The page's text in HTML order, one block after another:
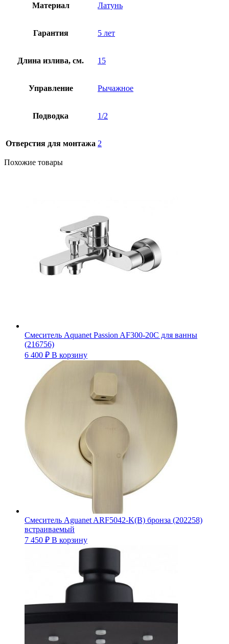
Материал Латунь
Гарантия 5 лет
Длина излива, см. 15
Управление Рычажное
Подводка 1/2
Отверстия для монтажа 2
Похожие товары
Смеситель Aquanet Passion AF300-20C для ванны
(216756)
6 400 ₽ В корзину
Смеситель Aguanet ARF5042-K(B) бронза (202258)
встраиваемый
7 450 ₽ В корзину